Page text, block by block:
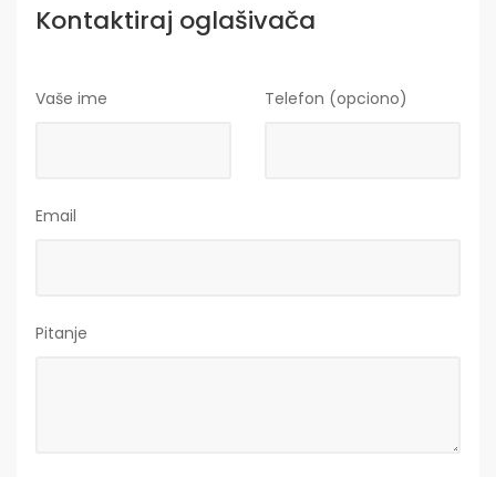
Kontaktiraj oglašivača
Vaše ime Telefon (opciono)
Email
Pitanje